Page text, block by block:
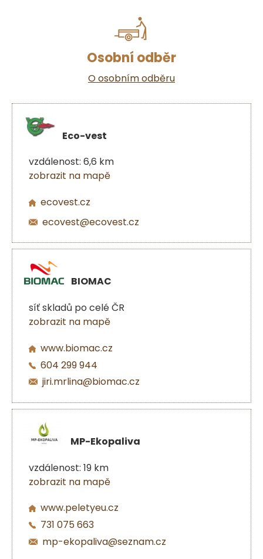
Osobní odběr
O osobním odběru
Eco-vest
vzdálenost: 6,6 km
zobrazit na mapě
ecovest.cz
ecovest@ecovest.cz
BIOMAC
síť skladů po celé ČR
zobrazit na mapě
www.biomac.cz
604 299 944
jiri.mrlina@biomac.cz
MP-Ekopaliva
vzdálenost: 19 km
zobrazit na mapě
www.peletyeu.cz
731 075 663
mp-ekopaliva@seznam.cz